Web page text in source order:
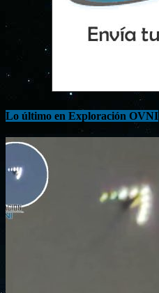
Lo último en Exploración OVNI